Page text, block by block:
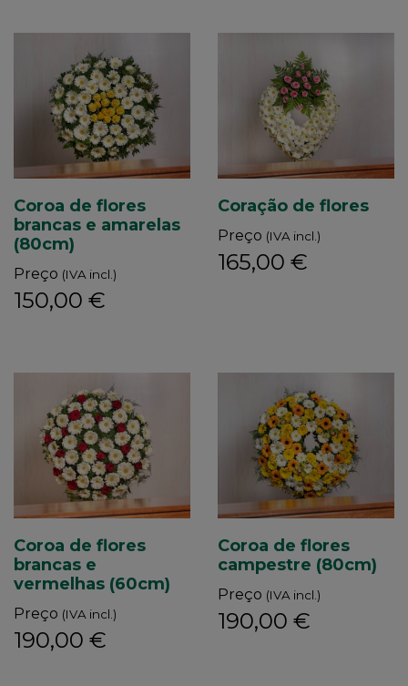
Coroa de flores
brancas e amarelas
(80cm)
Preço (IVA incl.)
150,00 €
Coração de flores
Preço (IVA incl.)
165,00 €
Coroa de flores
brancas e
vermelhas (60cm)
Preço (IVA incl.)
190,00 €
Coroa de flores
campestre (80cm)
Preço (IVA incl.)
190,00 €